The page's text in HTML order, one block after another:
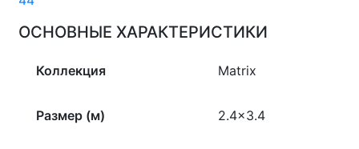
ОСНОВНЫЕ ХАРАКТЕРИСТИКИ
Коллекция Matrix
Размер (м) 2.4×3.4